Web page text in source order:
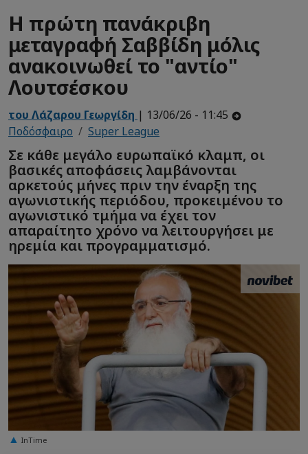
Η πρώτη πανάκριβη
μεταγραφή Σαββίδη μόλις
ανακοινωθεί το "αντίο"
Λουτσέσκου
του Λάζαρου Γεωργίδη | 13/06/26 - 11:45
Ποδόσφαιρο
Super League
Σε κάθε μεγάλο ευρωπαϊκό κλαμπ, οι
βασικές αποφάσεις λαμβάνονται
αρκετούς μήνες πριν την έναρξη της
αγωνιστικής περιόδου, προκειμένου το
αγωνιστικό τμήμα να έχει τον
απαραίτητο χρόνο να λειτουργήσει με
ηρεμία και προγραμματισμό.
InTime